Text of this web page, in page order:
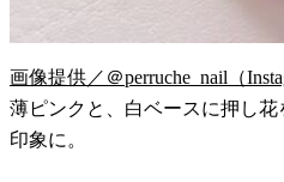
画像提供／＠perruche_nail（
薄ピンクと、白ベースに押し
印象に。